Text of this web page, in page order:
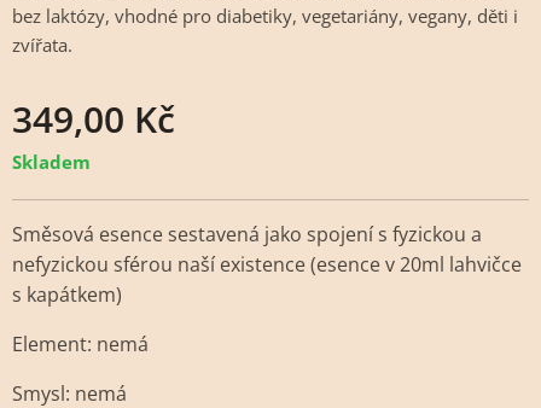
bez laktózy, vhodné pro diabetiky, vegetariány, vegany, děti i
zvířata.
349,00 Kč
Skladem
Směsová esence sestavená jako spojení s fyzickou a
nefyzickou sférou naší existence (esence v 20ml lahvičce
s kapátkem)
Element: nemá
Smysl: nemá